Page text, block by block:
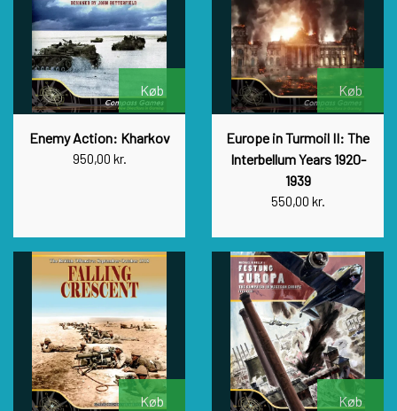
Køb
Enemy Action: Kharkov
950,00 kr.
Køb
Europe in Turmoil II: The
Interbellum Years 1920-
1939
550,00 kr.
Køb Køb